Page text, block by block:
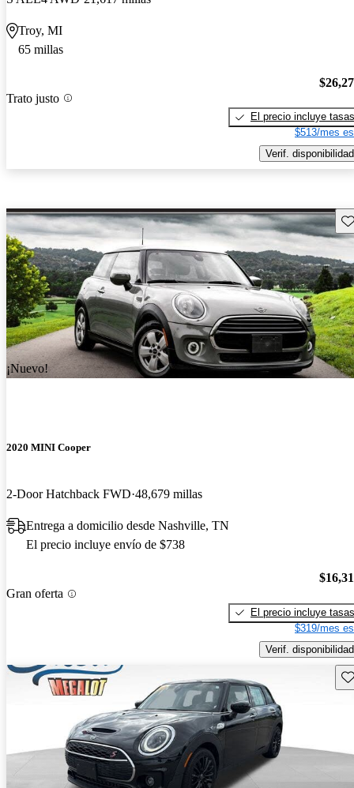
Troy, MI
65 millas
Trato justo
El precio incluye tasas
$513/mes
Verif. disponibilidad
¡Nuevo!
2020 MINI Cooper
2-Door Hatchback FWD 48,679 millas
Entrega a domicilio desde Nashville, TN
El precio incluye envío de $738
Gran oferta
El precio incluye tasas
$319/mes
Verif. disponibilidad